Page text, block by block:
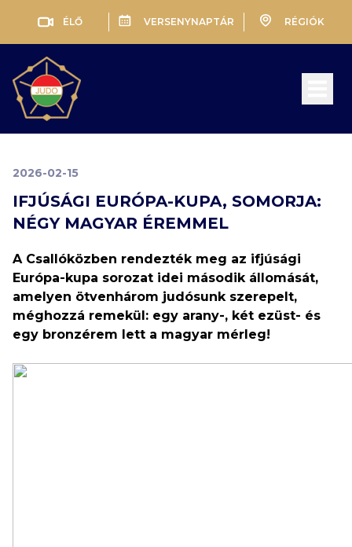
ÉLŐ VERSENYNAPTÁR RÉGIÓK
2026-02-15
IFJÚSÁGI EURÓPA-KUPA, SOMORJA:
NÉGY MAGYAR ÉREMMEL
A Csallóközben rendezték meg az ifjúsági
Európa-kupa sorozat idei második állomását,
amelyen ötvenhárom judósunk szerepelt,
méghozzá remekül: egy arany-, két ezüst- és
egy bronzérem lett a magyar mérleg!